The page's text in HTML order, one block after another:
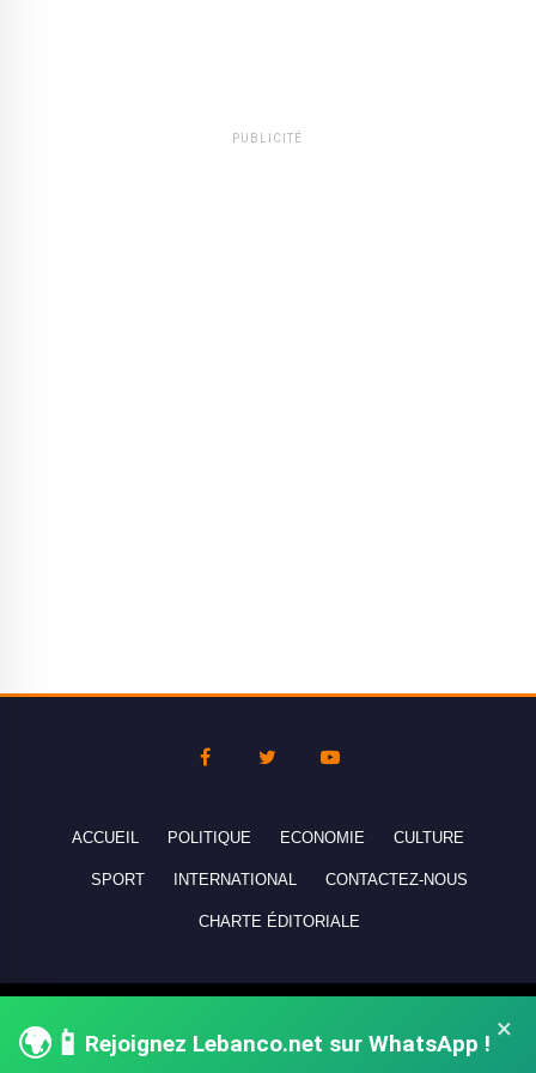
PUBLICITÉ
×
🌍📱 Rejoignez Lebanco.net sur WhatsApp !
ACCUEIL POLITIQUE ECONOMIE CULTURE
SPORT INTERNATIONAL CONTACTEZ-NOUS
CHARTE ÉDITORIALE
réservés - All rights reserved.